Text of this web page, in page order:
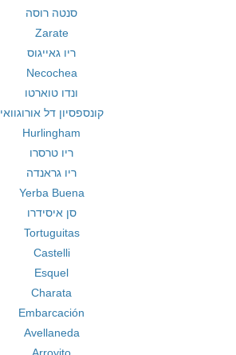
סנטה רוסה
Zarate
ריו גאייגוס
Necochea
ונדו טוארטו
קונספסיון דל אורוגוואי
Hurlingham
ריו טרסרו
ריו גראנדה
Yerba Buena
סן איסידרו
Tortuguitas
Castelli
Esquel
Charata
Embarcación
Avellaneda